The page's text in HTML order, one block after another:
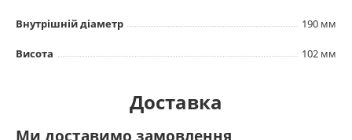
Внутрішній діаметр 190 мм
Висота 102 мм
Доставка
Ми доставимо замовлення